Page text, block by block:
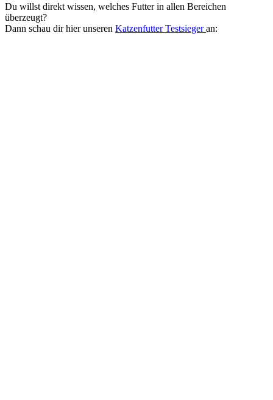
Du willst direkt wissen, welches Futter in allen Bereichen
überzeugt?
Dann schau dir hier unseren Katzenfutter Testsieger an: